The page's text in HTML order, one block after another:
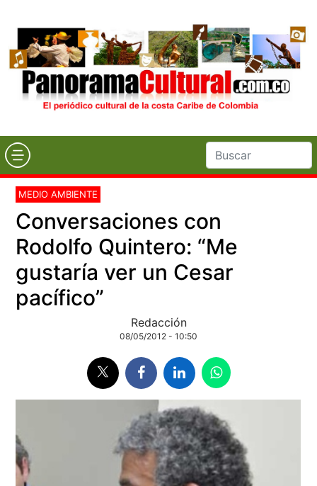
MEDIO AMBIENTE
Conversaciones con
Rodolfo Quintero: “Me
gustaría ver un Cesar
pacífico”
Redacción
08/05/2012 - 10:50